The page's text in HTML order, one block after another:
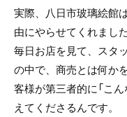
実際、八日市玻璃絵館
由にやらせてくれまし
毎日お店を見て、スタ
の中で、商売とは何か
客様が第三者的に「こ
えてくださるんです。